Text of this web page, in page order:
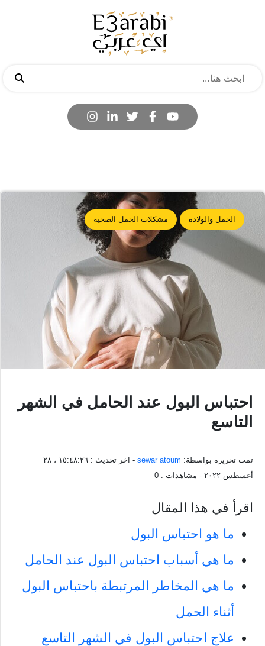
الحمل والولادة مشكلات الحمل الصحية
احتباس البول عند الحامل في الشهر
التاسع
تمت تحريره بواسطة: sewar atoum - اخر تحديث :
١٥:٤٨:٢٦ ، ٢٨
أغسطس ٢٠٢٢
- مشاهدات : 0
اقرأ في هذا المقال
ما هو احتباس البول
ما هي أسباب احتباس البول عند الحامل
ما هي المخاطر المرتبطة باحتباس البول
أثناء الحمل
علاج احتباس البول في الشهر التاسع